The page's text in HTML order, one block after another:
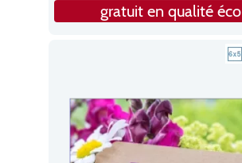
gratuit en qualité éco